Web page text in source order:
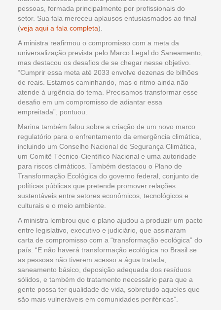
pessoas, formada principalmente por profissionais do
setor. Sua fala mereceu aplausos entusiasmados ao final
(veja aqui a fala completa).
A ministra reafirmou o compromisso com a meta da
universalização prevista pelo Marco Legal do Saneamento,
mas destacou os desafios de se chegar nesse objetivo.
“Cumprir essa meta até 2033 envolve dezenas de bilhões
de reais. Estamos caminhando, mas o ritmo ainda não
atende à urgência do tema. Precisamos transformar esse
desafio em um compromisso de adiantar essa
empreitada”, pontuou.
Marina também falou sobre a criação de um novo marco
regulatório para o enfrentamento da emergência climática,
incluindo um Conselho Nacional de Segurança Climática,
um Comitê Técnico-Científico Nacional e uma autoridade
para riscos climáticos. Também destacou o Plano de
Transformação Ecológica do governo federal, conjunto de
políticas públicas que pretende promover relações
sustentáveis entre setores econômicos, tecnológicos e
culturais e o meio ambiente.
A ministra lembrou que o plano ajudou a produzir um pacto
entre legislativo, executivo e judiciário, que assinaram
carta de compromisso com a “transformação ecológica” do
país. “E não haverá transformação ecológica no Brasil se
as pessoas não tiverem acesso a água tratada,
saneamento básico, deposição adequada dos resíduos
sólidos, e também do tratamento necessário para que a
gente possa ter qualidade de vida, sobretudo aqueles que
são mais vulneráveis em comunidades periféricas”.